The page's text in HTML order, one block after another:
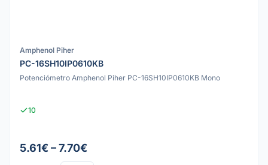
Amphenol Piher
PC-16SH10IP0610KB
Potenciómetro Amphenol Piher PC-16SH10IP0610KB Mono
10
5.61€ – 7.70€